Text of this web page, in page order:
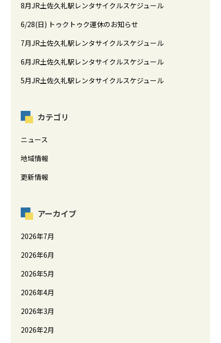
8月JR土佐久礼駅レンタサイクルスケジュール
6/28(日) トゥクトゥク運休のお知らせ
7月JR土佐久礼駅レンタサイクルスケジュール
6月JR土佐久礼駅レンタサイクルスケジュール
5月JR土佐久礼駅レンタサイクルスケジュール
カテゴリ
ニュース
地域情報
更新情報
アーカイブ
2026年7月
2026年6月
2026年5月
2026年4月
2026年3月
2026年2月